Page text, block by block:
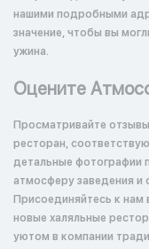
нашими подробными
значение, чтобы вы
ужина.
Оцените
Просматривайте
ресторан,
детальные фотографии
атмосферу заведения и
Присоединяйтесь к нам
новые халяльные
уютом в компании